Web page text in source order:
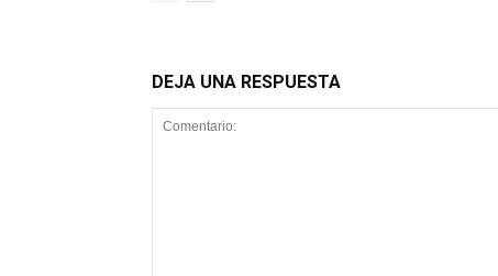
DEJA UNA RESPUESTA